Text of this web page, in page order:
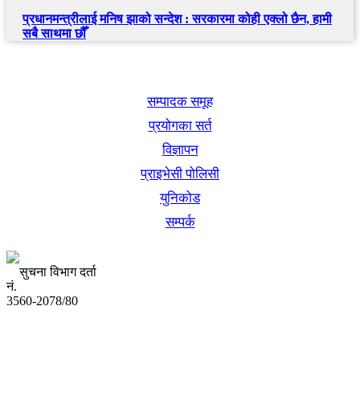
प्रधानमन्त्रीलाई मनिष झाको सन्देश : सरकारमा कोही एक्लो छैन, हामी
सबै साथमा छौँ
सम्पादक समूह
प्रयोगका सर्त
विज्ञापन
प्राइभेसी पोलिसी
युनिकोड
सम्पर्क
सुचना विभाग दर्ता
नं.
3560-2078/80